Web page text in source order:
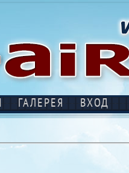
ГАЛЕРЕЯ ВХОД